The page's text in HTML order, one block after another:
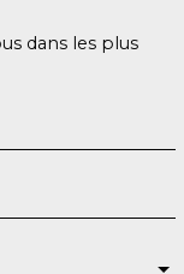
dans les plus